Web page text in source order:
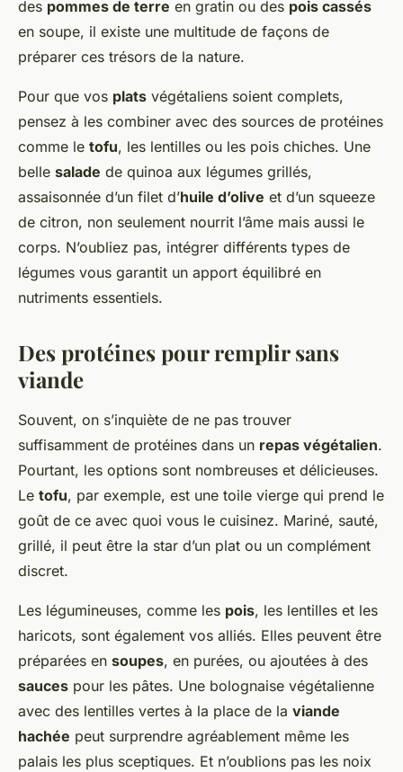
des pommes de terre en gratin ou des pois cassés
en soupe, il existe une multitude de façons de
préparer ces trésors de la nature.
Pour que vos plats végétaliens soient complets,
pensez à les combiner avec des sources de protéines
comme le tofu, les lentilles ou les pois chiches. Une
belle salade de quinoa aux légumes grillés,
assaisonnée d’un filet d’huile d’olive et d’un squeeze
de citron, non seulement nourrit l’âme mais aussi le
corps. N’oubliez pas, intégrer différents types de
légumes vous garantit un apport équilibré en
nutriments essentiels.
Des protéines pour remplir sans
viande
Souvent, on s’inquiète de ne pas trouver
suffisamment de protéines dans un repas végétalien.
Pourtant, les options sont nombreuses et délicieuses.
Le tofu, par exemple, est une toile vierge qui prend le
goût de ce avec quoi vous le cuisinez. Mariné, sauté,
grillé, il peut être la star d’un plat ou un complément
discret.
Les légumineuses, comme les pois, les lentilles et les
haricots, sont également vos alliés. Elles peuvent être
préparées en soupes, en purées, ou ajoutées à des
sauces pour les pâtes. Une bolognaise végétalienne
avec des lentilles vertes à la place de la viande
hachée peut surprendre agréablement même les
palais les plus sceptiques. Et n’oublions pas les noix